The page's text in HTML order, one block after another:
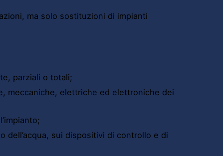
ma solo sostituzioni di impianti
parziali o totali;
meccaniche, elettriche ed elettroniche dei
sui dispositivi di controllo e di